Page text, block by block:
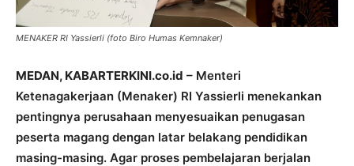
MENAKER RI Yassierli (foto Biro Humas Kemnaker)
MEDAN, KABARTERKINI.co.id – Menteri
Ketenagakerjaan (Menaker) RI Yassierli menekankan
pentingnya perusahaan menyesuaikan penugasan
peserta magang dengan latar belakang pendidikan
masing-masing. Agar proses pembelajaran berjalan